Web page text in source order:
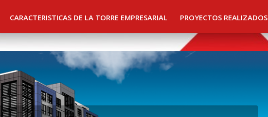
CARACTERISTICAS DE LA TORRE EMPRESARIAL PROYECTOS REALIZADOS